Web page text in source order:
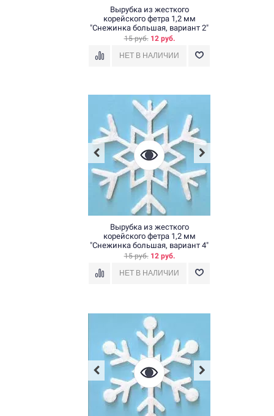
Вырубка из жесткого
корейского фетра 1,2 мм
"Снежинка большая, вариант 2"
15 руб. 12 руб.
Вырубка из жесткого
корейского фетра 1,2 мм
"Снежинка большая, вариант 4"
15 руб. 12 руб.